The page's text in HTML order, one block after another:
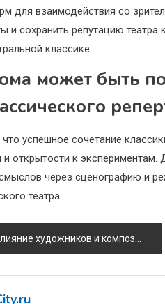
для взаимодействия со
и сохранить репутацию
классике.
может быть
успешное сочетание
открытости к
через сценографию и
театра.
и композиторов Ленкома в стиле театра Захарова